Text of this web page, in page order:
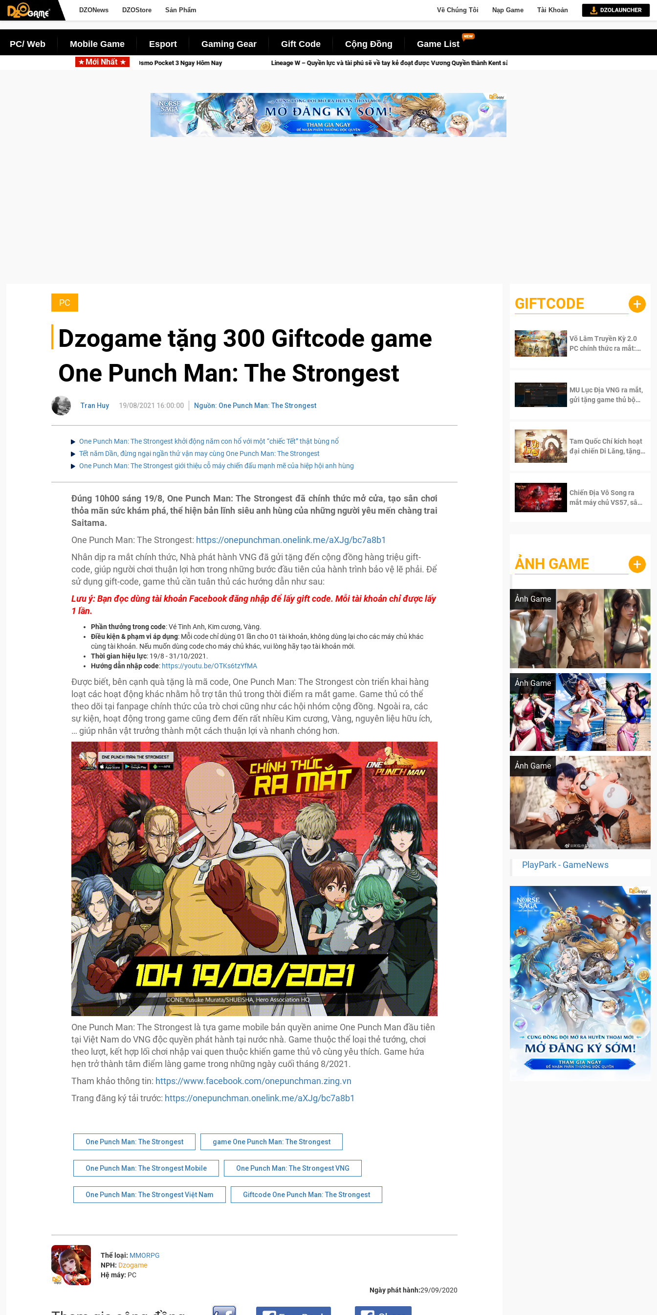
DZONews DZOStore Sản Phẩm Về Chúng Tôi Nạp Game Tài Khoản
PC/ Web Mobile Game Esport Gaming Gear Gift Code Cộng Đồng Game List
Mới Nhất
Tỉnh, Săn DJI Osmo Pocket 3 Ngay Hôm Nay Lineage W – Quyền lực và tài phú sẽ về tay kẻ đoạt được Vương Quyền thành Kent sắp tới! Medal Hunter: Game bắn súng PvP tọa độ đỉnh cao đưa bạn
PC
Dzogame tặng 300 Giftcode game
One Punch Man: The Strongest
Tran Huy 19/08/2021 16:00:00 Nguồn: One Punch Man: The Strongest
One Punch Man: The Strongest khởi động năm con hổ với một “chiếc Tết” thật bùng nổ
Tết năm Dần, đừng ngại ngần thử vận may cùng One Punch Man: The Strongest
One Punch Man: The Strongest giới thiệu cỗ máy chiến đấu mạnh mẽ của hiệp hội anh hùng
Đúng 10h00 sáng 19/8, One Punch Man: The Strongest đã chính thức mở cửa, tạo sân chơi
thỏa mãn sức khám phá, thể hiện bản lĩnh siêu anh hùng của những người yêu mến chàng trai
Saitama.
One Punch Man: The Strongest: https://onepunchman.onelink.me/aXJg/bc7a8b1
Nhân dịp ra mắt chính thức, Nhà phát hành VNG đã gửi tặng đến cộng đồng hàng triệu gift-
code, giúp người chơi thuận lợi hơn trong những bước đầu tiên của hành trình bảo vệ lẽ phải. Để
sử dụng gift-code, game thủ cần tuân thủ các hướng dẫn như sau:
Lưu ý: Bạn đọc dùng tài khoản Facebook đăng nhập để lấy gift code. Mỗi tài khoản chỉ được lấy
1 lần.
Phần thưởng trong code: Vé Tinh Anh, Kim cương, Vàng.
Điều kiện & phạm vi áp dụng: Mỗi code chỉ dùng 01 lần cho 01 tài khoản, không dùng lại cho các máy chủ khác
cùng tài khoản. Nếu muốn dùng code cho máy chủ khác, vui lòng hãy tạo tài khoản mới.
Thời gian hiệu lực: 19/8 - 31/10/2021.
Hướng dẫn nhập code: https://youtu.be/OTKs6tzYfMA
Được biết, bên cạnh quà tặng là mã code, One Punch Man: The Strongest còn triển khai hàng
loạt các hoạt động khác nhằm hỗ trợ tân thủ trong thời điểm ra mắt game. Game thủ có thể
theo dõi tại fanpage chính thức của trò chơi cũng như các hội nhóm cộng đồng. Ngoài ra, các
sự kiện, hoạt động trong game cũng đem đến rất nhiều Kim cương, Vàng, nguyên liệu hữu ích,
… giúp nhân vật trưởng thành một cách thuận lợi và nhanh chóng hơn.
One Punch Man: The Strongest là tựa game mobile bản quyền anime One Punch Man đầu tiên
tại Việt Nam do VNG độc quyền phát hành tại nước nhà. Game thuộc thể loại thẻ tướng, chơi
theo lượt, kết hợp lối chơi nhập vai quen thuộc khiến game thủ vô cùng yêu thích. Game hứa
hẹn trở thành tâm điểm làng game trong những ngày cuối tháng 8/2021.
Tham khảo thông tin: https://www.facebook.com/onepunchman.zing.vn
Trang đăng ký tải trước: https://onepunchman.onelink.me/aXJg/bc7a8b1
One Punch Man: The Strongest game One Punch Man: The Strongest
One Punch Man: The Strongest Mobile One Punch Man: The Strongest VNG
One Punch Man: The Strongest Việt Nam Giftcode One Punch Man: The Strongest
Thể loại: MMORPG
NPH: Dzogame
Hệ máy: PC
Ngày phát hành:29/09/2020
GIFTCODE +
Võ Lâm Truyền Kỳ 2.0
PC chính thức ra mắt:
MU Lục Địa VNG ra mắt,
gửi tặng game thủ bộ
Tam Quốc Chí kích hoạt
đại chiến Di Lăng, tặng
Chiến Địa Vô Song ra
mắt máy chủ VS57, sân
ẢNH GAME +
Ảnh Game
Lala Croft vừa nóng vừa xinh dưới nét vẽ
Ảnh Game
Khi AI Cosplay gái đẹp One Piece
Ảnh Game
Cosplay Xiangling siêu cute
PlayPark - GameNews